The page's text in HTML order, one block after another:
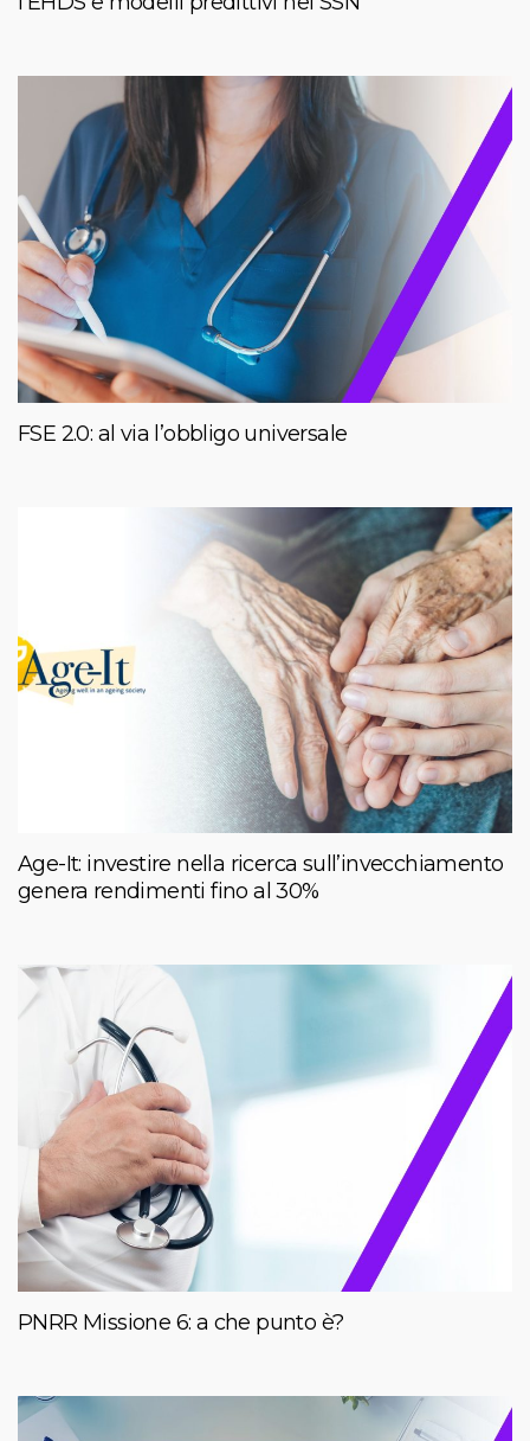
FSE 2.0: al via l’obbligo universale
Age-It: investire nella ricerca sull’invecchiamento
genera rendimenti fino al 30%
PNRR Missione 6: a che punto è?